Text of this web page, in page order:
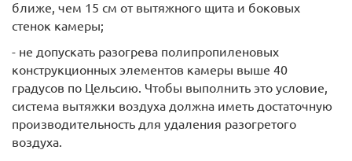
ближе, чем 15 см от вытяжного щита и боковых
стенок камеры;
- не допускать разогрева полипропиленовых
конструкционных элементов камеры выше 40
градусов по Цельсию. Чтобы выполнить это условие,
система вытяжки воздуха должна иметь достаточную
производительность для удаления разогретого
воздуха.